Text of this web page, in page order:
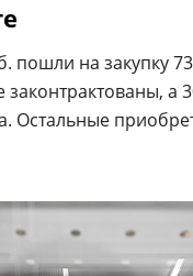
пошли на закупку
а
Остальные